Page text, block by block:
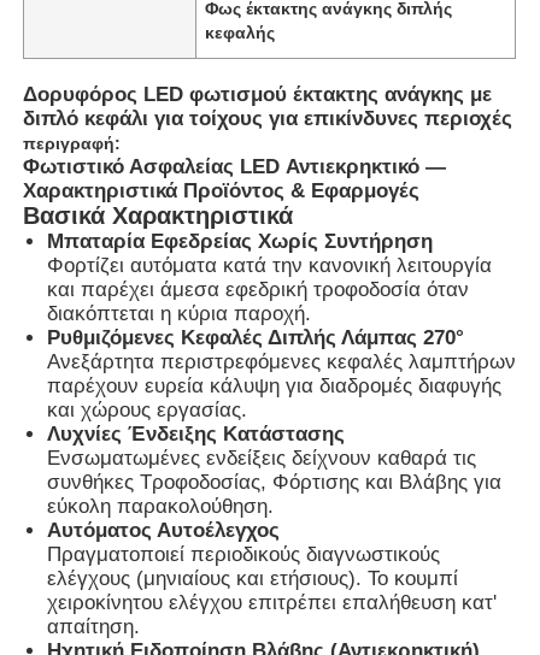
Αρχική Σελίδα
Προϊόντα
Σχετικά με εμάς
Φως έκτακτης ανάγκης διπλής
κεφαλής
Δορυφόρος LED φωτισμού έκτακτης ανάγκης με
διπλό κεφάλι για τοίχους για επικίνδυνες περιοχές
περιγραφή:
Φωτιστικό Ασφαλείας LED Αντιεκρηκτικό —
Χαρακτηριστικά Προϊόντος & Εφαρμογές
Βασικά Χαρακτηριστικά
Μπαταρία Εφεδρείας Χωρίς Συντήρηση
Φορτίζει αυτόματα κατά την κανονική λειτουργία
και παρέχει άμεσα εφεδρική τροφοδοσία όταν
διακόπτεται η κύρια παροχή.
Ρυθμιζόμενες Κεφαλές Διπλής Λάμπας 270°
Ανεξάρτητα περιστρεφόμενες κεφαλές λαμπτήρων
παρέχουν ευρεία κάλυψη για διαδρομές διαφυγής
και χώρους εργασίας.
Λυχνίες Ένδειξης Κατάστασης
Ενσωματωμένες ενδείξεις δείχνουν καθαρά τις
συνθήκες Τροφοδοσίας, Φόρτισης και Βλάβης για
εύκολη παρακολούθηση.
Αυτόματος Αυτοέλεγχος
Πραγματοποιεί περιοδικούς διαγνωστικούς
ελέγχους (μηνιαίους και ετήσιους). Το κουμπί
χειροκίνητου ελέγχου επιτρέπει επαλήθευση κατ'
απαίτηση.
Ηχητική Ειδοποίηση Βλάβης (Αντιεκρηκτική)